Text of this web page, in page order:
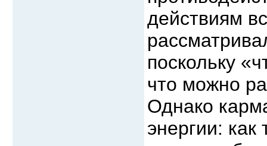
действиям
поскольку
что можно
Однако
энергии: